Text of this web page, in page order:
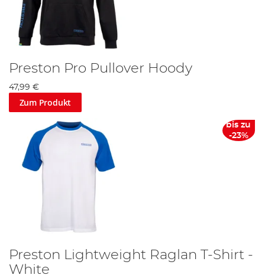
Preston Pro Pullover Hoody
47,99 €
Zum Produkt
bis zu
-23%
Preston Lightweight Raglan T-Shirt -
White